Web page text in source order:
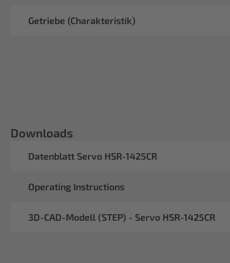
Getriebe (Charakteristik)
Downloads
Datenblatt Servo HSR-1425CR
Operating Instructions
3D-CAD-Modell (STEP) - Servo HSR-1425CR